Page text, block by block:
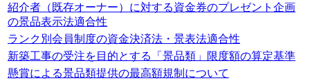
紹介者（既存オーナー）に対する資金券のプレゼント企画
の景品表示法適合性
ランク別会員制度の資金決済法・景表法適合性
新築工事の受注を目的とする「景品類」限度額の算定基準
懸賞による景品類提供の最高額規制について